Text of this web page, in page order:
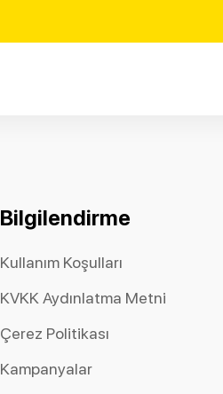
Bilgilendirme
Kullanım Koşulları
KVKK Aydınlatma Metni
Çerez Politikası
Kampanyalar